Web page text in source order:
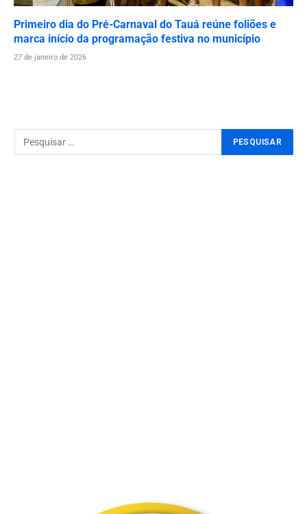
Primeiro dia do Pré-Carnaval do Tauá reúne foliões e
marca início da programação festiva no município
27 de janeiro de 2026